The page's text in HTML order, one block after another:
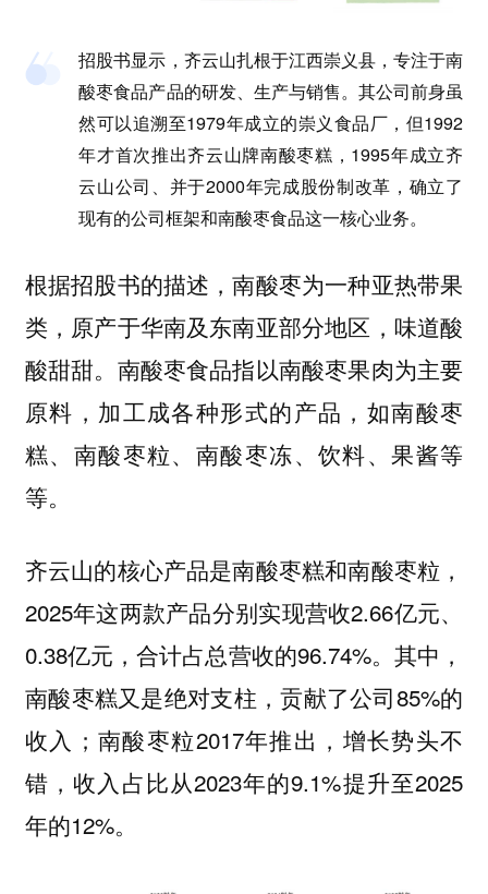
招股书显示，齐云山扎根于江西崇义县，专注于南
酸枣食品产品的研发、生产与销售。其公司前身虽
然可以追溯至1979年成立的崇义食品厂，但1992
年才首次推出齐云山牌南酸枣糕，1995年成立齐
云山公司、并于2000年完成股份制改革，确立了
现有的公司框架和南酸枣食品这一核心业务。
根据招股书的描述，南酸枣为一种亚热带果
类，原产于华南及东南亚部分地区，味道酸
酸甜甜。南酸枣食品指以南酸枣果肉为主要
原料，加工成各种形式的产品，如南酸枣
糕、南酸枣粒、南酸枣冻、饮料、果酱等
等。
齐云山的核心产品是南酸枣糕和南酸枣粒，
2025年这两款产品分别实现营收2.66亿元、
0.38亿元，合计占总营收的96.74%。其中，
南酸枣糕又是绝对支柱，贡献了公司85%的
收入；南酸枣粒2017年推出，增长势头不
错，收入占比从2023年的9.1%提升至2025
年的12%。